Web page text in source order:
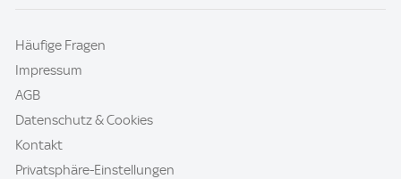
Häufige Fragen
Impressum
AGB
Datenschutz & Cookies
Kontakt
Privatsphäre-Einstellungen